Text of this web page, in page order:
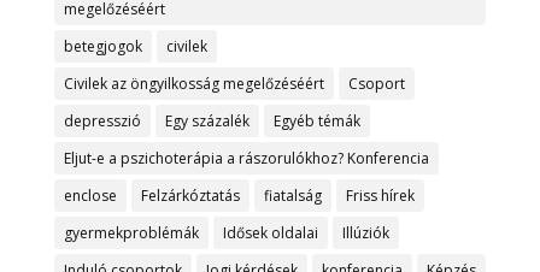
megelőzéséért
betegjogok
civilek
Civilek az öngyilkosság megelőzéséért
Csoport
depresszió
Egy százalék
Egyéb témák
Eljut-e a pszichoterápia a rászorulókhoz? Konferencia
enclose
Felzárkóztatás fiatalság
Friss hírek
gyermekproblémák
Idősek oldalai
Illúziók